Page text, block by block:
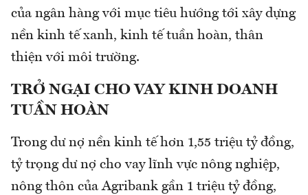
của ngân hàng với mục tiêu hướng tới xây dựng
nền kinh tế xanh, kinh tế tuần hoàn, thân
thiện với môi trường.
TRỞ NGẠI CHO VAY KINH DOANH
TUẦN HOÀN
Trong dư nợ nền kinh tế hơn 1,55 triệu tỷ đồng,
tỷ trọng dư nợ cho vay lĩnh vực nông nghiệp,
nông thôn của Agribank gần 1 triệu tỷ đồng,